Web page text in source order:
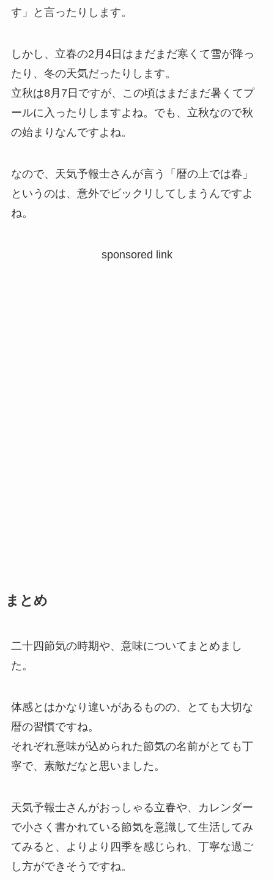
す」と言ったりします。
しかし、立春の2月4日はまだまだ寒くて雪が降っ
たり、冬の天気だったりします。
立秋は8月7日ですが、この頃はまだまだ暑くてプ
ールに入ったりしますよね。でも、立秋なので秋
の始まりなんですよね。
なので、天気予報士さんが言う「暦の上では春」
というのは、意外でビックリしてしまうんですよ
ね。
sponsored link
まとめ
二十四節気の時期や、意味についてまとめまし
た。
体感とはかなり違いがあるものの、とても大切な
暦の習慣ですね。
それぞれ意味が込められた節気の名前がとても丁
寧で、素敵だなと思いました。
天気予報士さんがおっしゃる立春や、カレンダー
で小さく書かれている節気を意識して生活してみ
てみると、よりより四季を感じられ、丁寧な過ご
し方ができそうですね。